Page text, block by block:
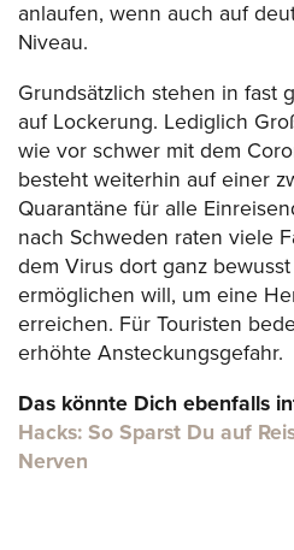
anlaufen, wenn auch auf
Niveau.
Grundsätzlich stehen in fast
auf Lockerung. Lediglich
wie vor schwer mit dem
besteht weiterhin auf einer
Quarantäne für alle
nach Schweden raten viele
dem Virus dort ganz
ermöglichen will, um eine
erreichen. Für Touristen
erhöhte Ansteckungsgefahr.
Das könnte Dich ebenfalls
Hacks: So Sparst Du auf
Nerven